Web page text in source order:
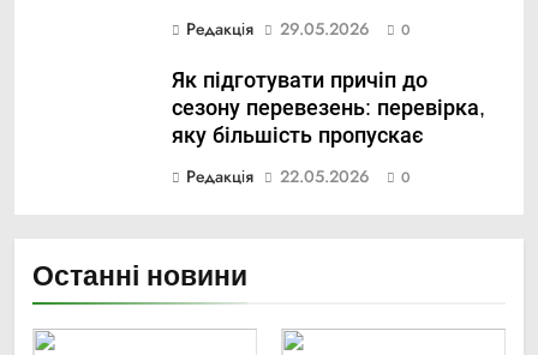
Редакція
29.05.2026 0
Як підготувати причіп до
сезону перевезень: перевірка,
яку більшість пропускає
Редакція
22.05.2026 0
Останні новини